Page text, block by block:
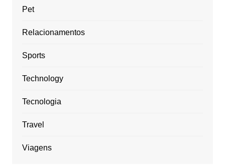
Pet
Relacionamentos
Sports
Technology
Tecnologia
Travel
Viagens